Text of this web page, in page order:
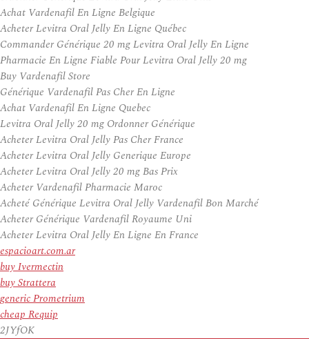
Achat Vardenafil En Ligne Belgique
Acheter Levitra Oral Jelly En Ligne Québec
Commander Générique 20 mg Levitra Oral Jelly En Ligne
Pharmacie En Ligne Fiable Pour Levitra Oral Jelly 20 mg
Buy Vardenafil Store
Générique Vardenafil Pas Cher En Ligne
Achat Vardenafil En Ligne Quebec
Levitra Oral Jelly 20 mg Ordonner Générique
Acheter Levitra Oral Jelly Pas Cher France
Acheter Levitra Oral Jelly Generique Europe
Acheter Levitra Oral Jelly 20 mg Bas Prix
Acheter Vardenafil Pharmacie Maroc
Acheté Générique Levitra Oral Jelly Vardenafil Bon Marché
Acheter Générique Vardenafil Royaume Uni
Acheter Levitra Oral Jelly En Ligne En France
espacioart.com.ar
buy Ivermectin
buy Strattera
generic Prometrium
cheap Requip
2JYfOK